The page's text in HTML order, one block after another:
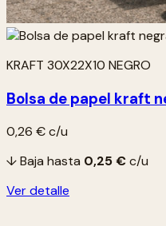
KRAFT 30X22X10 NEGRO
Bolsa de papel kraft
0,26 €c/u
↓ Baja hasta 0,25 €c/u
Ver detalle